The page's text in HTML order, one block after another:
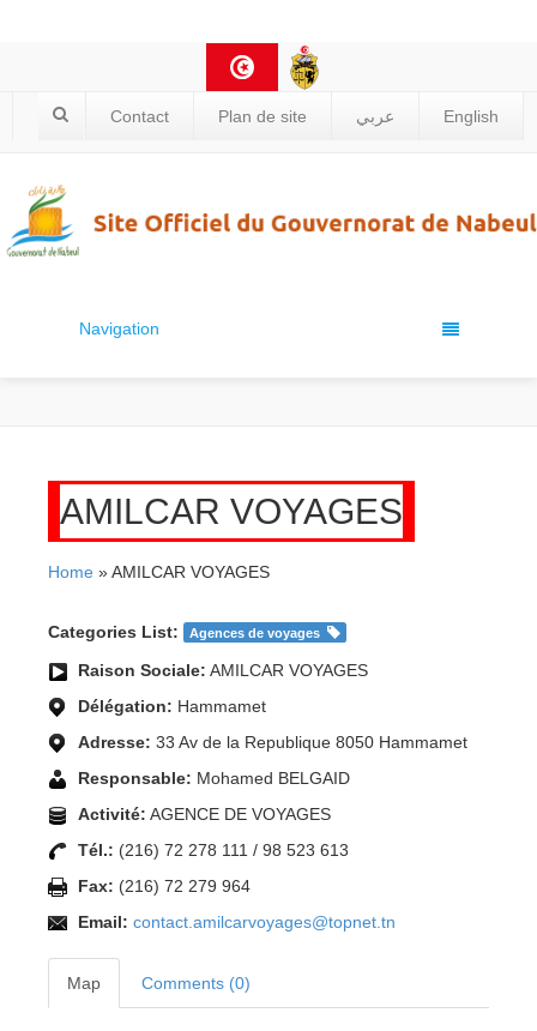
Contact Plan de site عربي English
Navigation
AMILCAR VOYAGES
Home » AMILCAR VOYAGES
Categories List: Agences de voyages
Raison Sociale: AMILCAR VOYAGES
Délégation: Hammamet
Adresse: 33 Av de la Republique 8050 Hammamet
Responsable: Mohamed BELGAID
Activité: AGENCE DE VOYAGES
Tél.: (216) 72 278 111 / 98 523 613
Fax: (216) 72 279 964
Email: contact.amilcarvoyages@topnet.tn
Map Comments (0)